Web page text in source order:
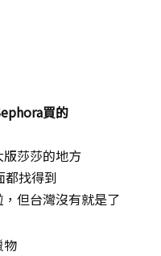
買的
莎莎的地方
都找得到
但台灣沒有就是了
物